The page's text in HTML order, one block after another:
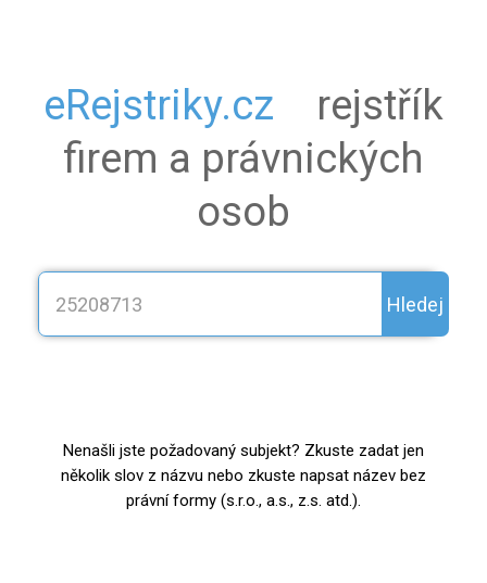
eRejstriky.cz
rejstřík
firem a právnických
osob
Hledej
Nenašli jste požadovaný subjekt? Zkuste zadat jen
několik slov z názvu nebo zkuste napsat název bez
právní formy (s.r.o., a.s., z.s. atd.).